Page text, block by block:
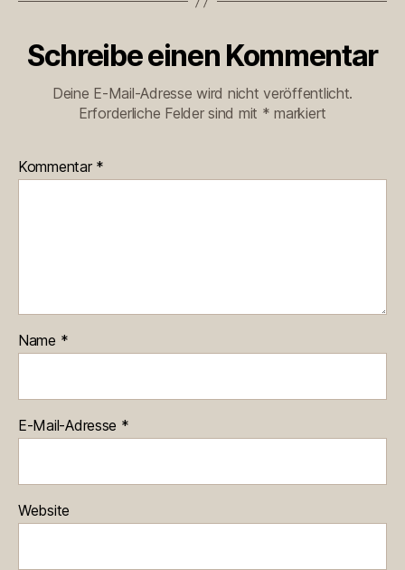
Schreibe einen Kommentar
Deine E-Mail-Adresse wird nicht veröffentlicht.
Erforderliche Felder sind mit * markiert
Kommentar *
Name *
E-Mail-Adresse *
Website